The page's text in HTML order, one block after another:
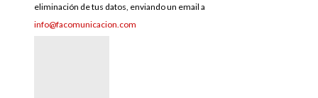
eliminación de tus datos, enviando un email a
info@facomunicacion.com